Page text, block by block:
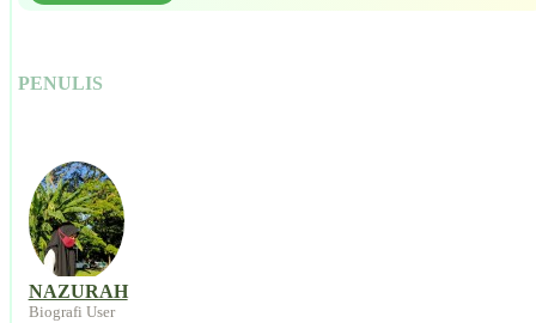
PENULIS
NAZURAH
Biografi User